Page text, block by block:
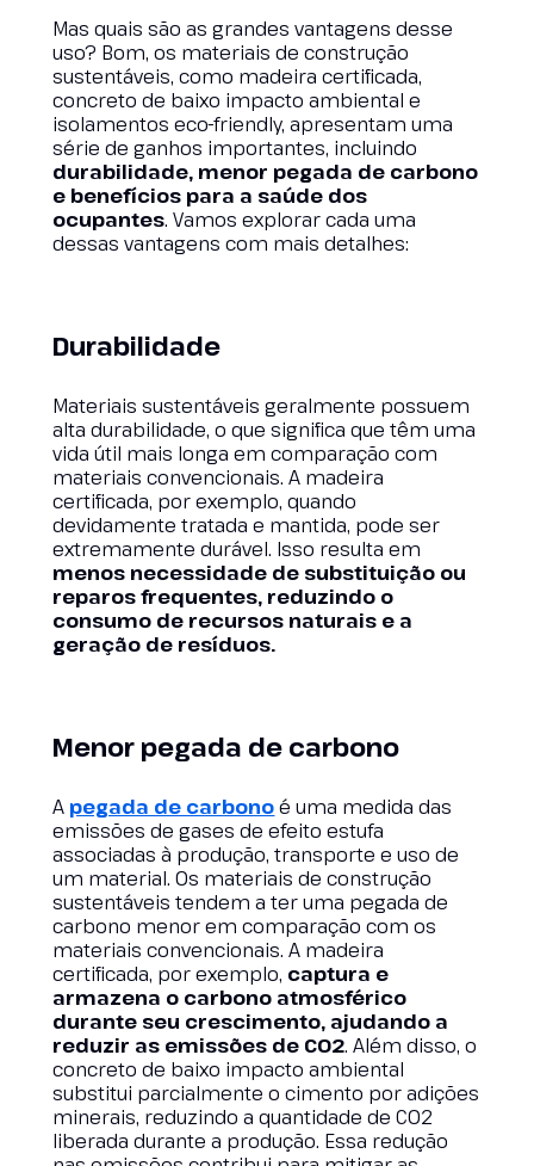
Mas quais são as grandes vantagens desse
uso? Bom, os materiais de construção
sustentáveis, como madeira certificada,
concreto de baixo impacto ambiental e
isolamentos eco-friendly, apresentam uma
série de ganhos importantes, incluindo
durabilidade, menor pegada de carbono
e benefícios para a saúde dos
ocupantes. Vamos explorar cada uma
dessas vantagens com mais detalhes:
Durabilidade
Materiais sustentáveis geralmente possuem
alta durabilidade, o que significa que têm uma
vida útil mais longa em comparação com
materiais convencionais. A madeira
certificada, por exemplo, quando
devidamente tratada e mantida, pode ser
extremamente durável. Isso resulta em
menos necessidade de substituição ou
reparos frequentes, reduzindo o
consumo de recursos naturais e a
geração de resíduos.
Menor pegada de carbono
A pegada de carbonoé uma medida das
emissões de gases de efeito estufa
associadas à produção, transporte e uso de
um material. Os materiais de construção
sustentáveis tendem a ter uma pegada de
carbono menor em comparação com os
materiais convencionais. A madeira
certificada, por exemplo, captura e
armazena o carbono atmosférico
durante seu crescimento, ajudando a
reduzir as emissões de CO2. Além disso, o
concreto de baixo impacto ambiental
substitui parcialmente o cimento por adições
minerais, reduzindo a quantidade de CO2
liberada durante a produção. Essa redução